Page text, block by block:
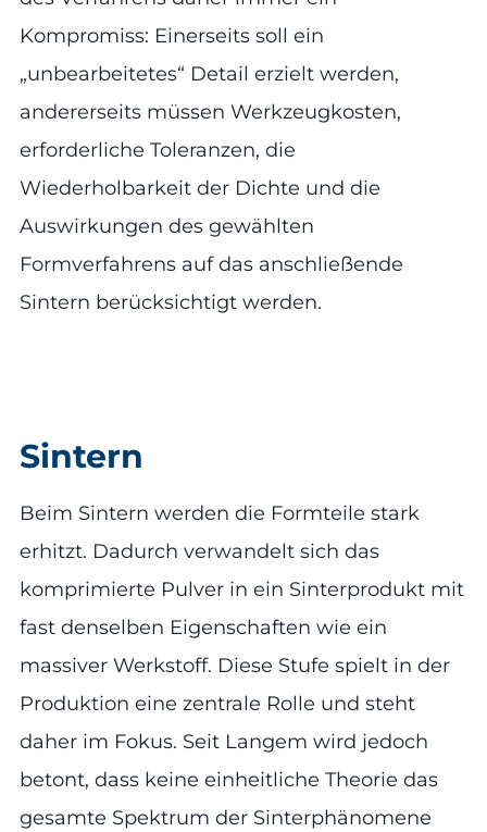
Kompromiss: Einerseits soll ein
„unbearbeitetes“ Detail erzielt werden,
andererseits müssen Werkzeugkosten,
erforderliche Toleranzen, die
Wiederholbarkeit der Dichte und die
Auswirkungen des gewählten
Formverfahrens auf das anschließende
Sintern berücksichtigt werden.
Sintern
Beim Sintern werden die Formteile stark
erhitzt. Dadurch verwandelt sich das
komprimierte Pulver in ein Sinterprodukt mit
fast denselben Eigenschaften wie ein
massiver Werkstoff. Diese Stufe spielt in der
Produktion eine zentrale Rolle und steht
daher im Fokus. Seit Langem wird jedoch
betont, dass keine einheitliche Theorie das
gesamte Spektrum der Sinterphänomene